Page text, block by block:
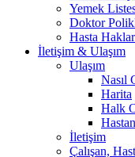
Yemek
Doktor
Hasta
İletişim & Ulaşım
Ulaşım
Nasıl
Harita
Halk
İletişim
Çalışan,